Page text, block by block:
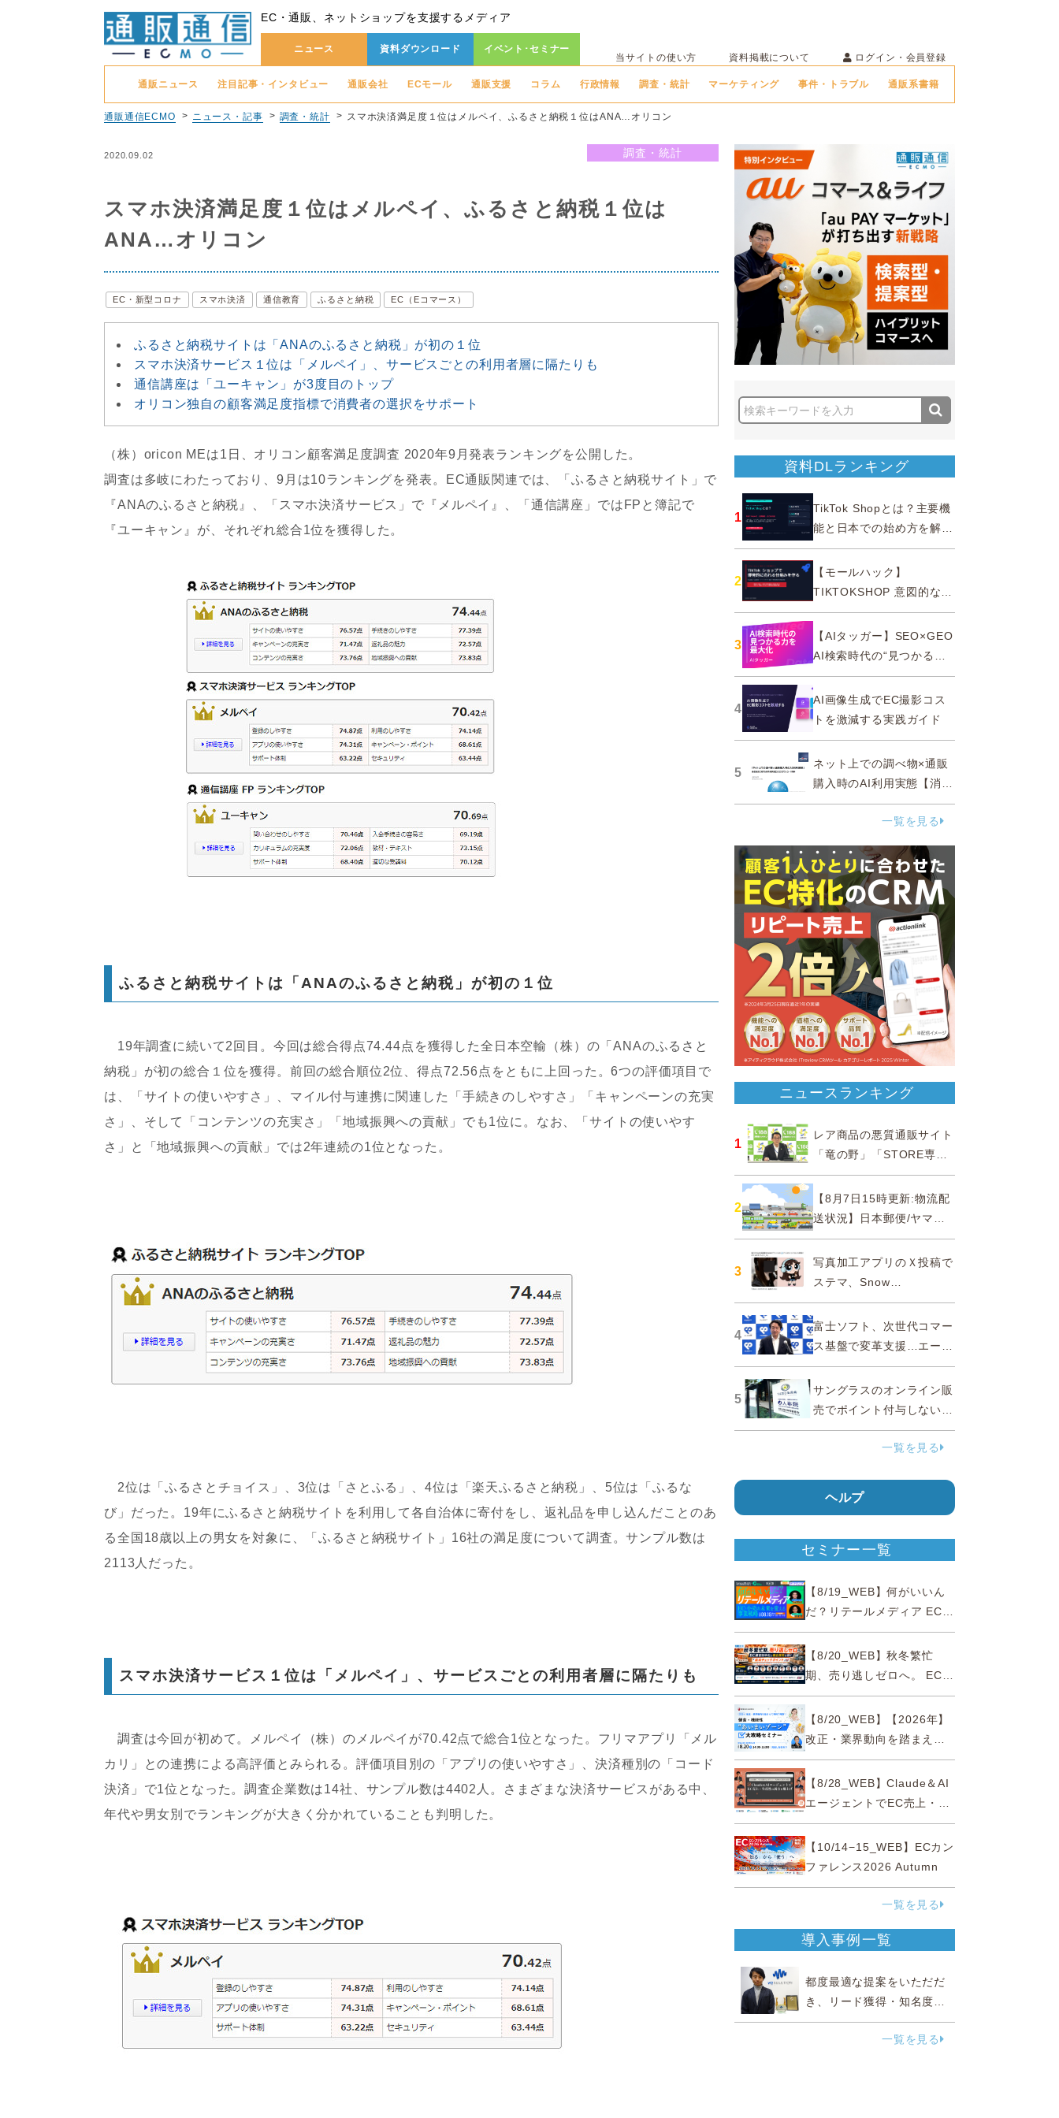
EC・通販、ネットショップを支援するメディア
ニュース 資料ダウンロード イベント･セミナー
当サイトの使い方 資料掲載について ログイン・会員登録
通販ニュース 注目記事・インタビュー 通販会社 ECモール 通販支援 コラム 行政情報 調査・統計 マーケティング 事件・トラブル 通販系書籍
通販通信ECMO ニュース・記事 調査・統計 スマホ決済満足度１位はメルペイ、ふるさと納税１位はANA…オリコン
2020.09.02 調査・統計
スマホ決済満足度１位はメルペイ、ふるさと納税１位は
ANA…オリコン
EC・新型コロナ スマホ決済 通信教育 ふるさと納税 EC（Eコマース）
ふるさと納税サイトは「ANAのふるさと納税」が初の１位
スマホ決済サービス１位は「メルペイ」、サービスごとの利用者層に隔たりも
通信講座は「ユーキャン」が3度目のトップ
オリコン独自の顧客満足度指標で消費者の選択をサポート
（株）oricon MEは1日、オリコン顧客満足度調査 2020年9月発表ランキングを公開した。
調査は多岐にわたっており、9月は10ランキングを発表。EC通販関連では、「ふるさと納税サイト」で
『ANAのふるさと納税』、「スマホ決済サービス」で『メルペイ』、「通信講座」ではFPと簿記で
『ユーキャン』が、それぞれ総合1位を獲得した。
ふるさと納税サイトは「ANAのふるさと納税」が初の１位
19年調査に続いて2回目。今回は総合得点74.44点を獲得した全日本空輸（株）の「ANAのふるさと
納税」が初の総合１位を獲得。前回の総合順位2位、得点72.56点をともに上回った。6つの評価項目で
は、「サイトの使いやすさ」、マイル付与連携に関連した「手続きのしやすさ」「キャンペーンの充実
さ」、そして「コンテンツの充実さ」「地域振興への貢献」でも1位に。なお、「サイトの使いやす
さ」と「地域振興への貢献」では2年連続の1位となった。
2位は「ふるさとチョイス」、3位は「さとふる」、4位は「楽天ふるさと納税」、5位は「ふるな
び」だった。19年にふるさと納税サイトを利用して各自治体に寄付をし、返礼品を申し込んだことのあ
る全国18歳以上の男女を対象に、「ふるさと納税サイト」16社の満足度について調査。サンプル数は
2113人だった。
スマホ決済サービス１位は「メルペイ」、サービスごとの利用者層に隔たりも
調査は今回が初めて。メルペイ（株）のメルペイが70.42点で総合1位となった。フリマアプリ「メル
カリ」との連携による高評価とみられる。評価項目別の「アプリの使いやすさ」、決済種別の「コード
決済」で1位となった。調査企業数は14社、サンプル数は4402人。さまざまな決済サービスがある中、
年代や男女別でランキングが大きく分かれていることも判明した。
資料DLランキング
1
TikTok Shopとは？主要機
能と日本での始め方を解説
｜公式認定パートナー
2
【モールハック】
TIKTOKSHOP 意図的なバ
ズを生む法則
3
【AIタッガー】SEO×GEO
AI検索時代の“見つかる
力”を最大化
4
AI画像生成でEC撮影コス
トを激減する実践ガイド
5
ネット上での調べ物×通販
購入時のAI利用実態【消費
者調査 2025】
一覧を見る
ニュースランキング
1
レア商品の悪質通販サイト
「竜の野」「STORE専門
ショップ」などに注意…消
費者庁
2
【8月7日15時更新:物流配
送状況】日本郵便/ヤマト
運輸/佐川急便/西濃運輸/福
山通運
3
写真加工アプリのＸ投稿で
ステマ、Snow
Corporationと日本法人に
措置命令
4
富士ソフト、次世代コマー
ス基盤で変革支援…エージ
ェンティックコマースに対
応
5
サングラスのオンライン販
売でポイント付与しないよ
う要請、ルックスオティカ
ジャパンが確約手続
一覧を見る
ヘルプ
セミナー一覧
【8/19_WEB】何がいいん
だ？リテールメディア EC・
小売の未来を変える事業戦
略【8/20_WEB】秋冬繁忙
期、売り逃しゼロへ。 EC運
営効率化と機会損失を防ぐ
『直前チェックポイント』
【8/20_WEB】【2026年】
改正・業界動向を踏まえて
事例で理解 健食・機能
性“あいまいゾーン”大攻略セ
ミナー
【8/28_WEB】Claude＆AI
エージェントでEC売上・生
産性の両方を爆上げ ～ただ
使うだけじゃない！&qu...
【10/14−15_WEB】ECカン
ファレンス2026 Autumn
一覧を見る
導入事例一覧
都度最適な提案をいただだ
き、リード獲得・知名度向
上に効果実感
一覧を見る